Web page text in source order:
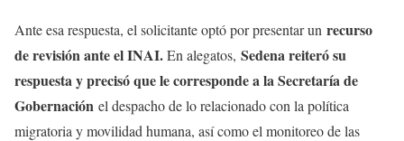
Ante esa respuesta, el solicitante optó por presentar un recurso
de revisión ante el INAI.En alegatos, Sedena reiteró su
respuesta y precisó que le corresponde a la Secretaría de
Gobernación el despacho de lo relacionado con la política
migratoria y movilidad humana, así como el monitoreo de las